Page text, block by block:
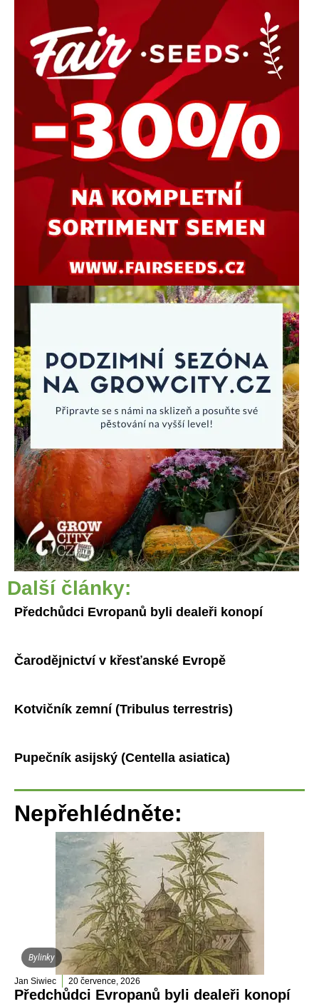
Další články:
Předchůdci Evropanů byli dealeři konopí
Čarodějnictví v křesťanské Evropě
Kotvičník zemní (Tribulus terrestris)
Pupečník asijský (Centella asiatica)
Nepřehlédněte:
Bylinky
Jan Siwiec 20 července, 2026
Předchůdci Evropanů byli dealeři konopí